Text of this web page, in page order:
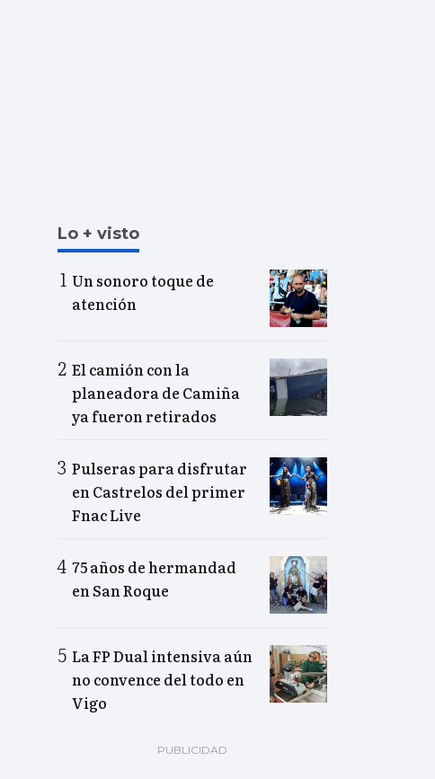
Lo + visto
Un sonoro toque de
atención
El camión con la
planeadora de Camiña
ya fueron retirados
Pulseras para disfrutar
en Castrelos del primer
Fnac Live
75 años de hermandad
en San Roque
La FP Dual intensiva aún
no convence del todo en
Vigo